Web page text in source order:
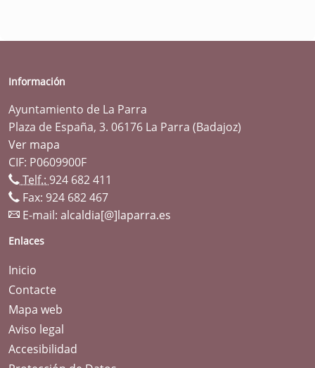
Información
Ayuntamiento de La Parra
Plaza de España, 3. 06176 La Parra (Badajoz)
Ver mapa
CIF: P0609900F
Telf.: 924 682 411
Fax: 924 682 467
E-mail: alcaldia[@]laparra.es
Enlaces
Inicio
Contacte
Mapa web
Aviso legal
Accesibilidad